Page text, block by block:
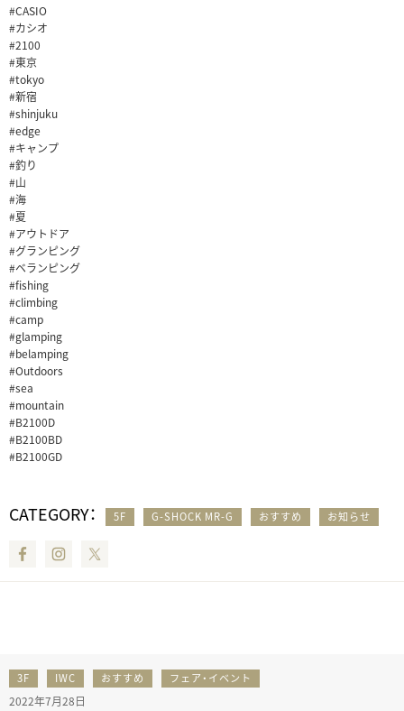
#CASIO
#カシオ
#2100
#東京
#tokyo
#新宿
#shinjuku
#edge
#キャンプ
#釣り
#山
#海
#夏
#アウトドア
#グランピング
#ベランピング
#fishing
#climbing
#camp
#glamping
#belamping
#Outdoors
#sea
#mountain
#B2100D
#B2100BD
#B2100GD
CATEGORY： 5F G-SHOCK MR-G おすすめ お知らせ
FacebookInstagram
3F IWC おすすめ フェア・イベント
2022年7月28日